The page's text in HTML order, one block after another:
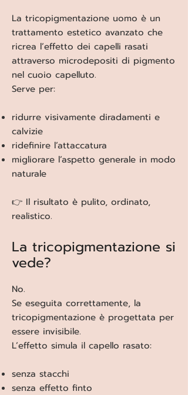
La tricopigmentazione uomo è un
trattamento estetico avanzato che
ricrea l’effetto dei capelli rasati
attraverso microdepositi di pigmento
nel cuoio capelluto.
Serve per:
ridurre visivamente diradamenti e
calvizie
ridefinire l’attaccatura
migliorare l’aspetto generale in modo
naturale
👉 Il risultato è pulito, ordinato,
realistico.
La tricopigmentazione si
vede?
No.
Se eseguita correttamente, la
tricopigmentazione è progettata per
essere invisibile.
L’effetto simula il capello rasato:
senza stacchi
senza effetto finto